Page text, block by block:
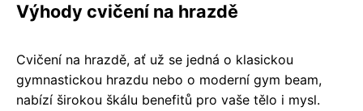
Výhody cvičení na hrazdě
Cvičení na hrazdě, ať už se jedná o klasickou
gymnastickou hrazdu nebo o moderní gym beam,
nabízí širokou škálu benefitů pro vaše tělo i mysl.